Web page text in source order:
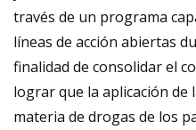
través de un programa
líneas de acción abiertas
finalidad de consolidar el
lograr que la aplicación de
materia de drogas de los